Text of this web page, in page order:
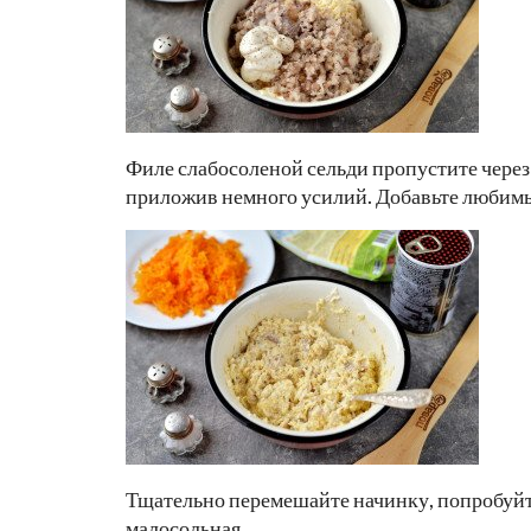
Филе слабосоленой сельди пропустите
приложив немного усилий. Добавьте
Тщательно перемешайте начинку,